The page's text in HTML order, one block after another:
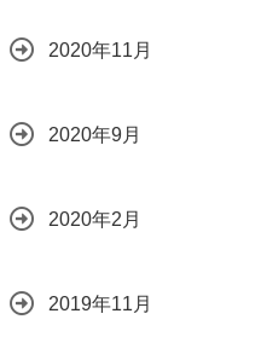
2020年11月
2020年9月
2020年2月
2019年11月